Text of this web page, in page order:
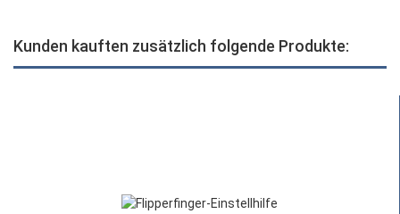
Kunden kauften zusätzlich folgende Produkte: